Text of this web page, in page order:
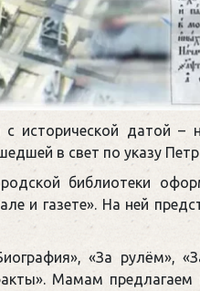
исторической датой –
в свет по указу
библиотеки
и газете». На ней
«За рулём»,
Мамам предлагаем